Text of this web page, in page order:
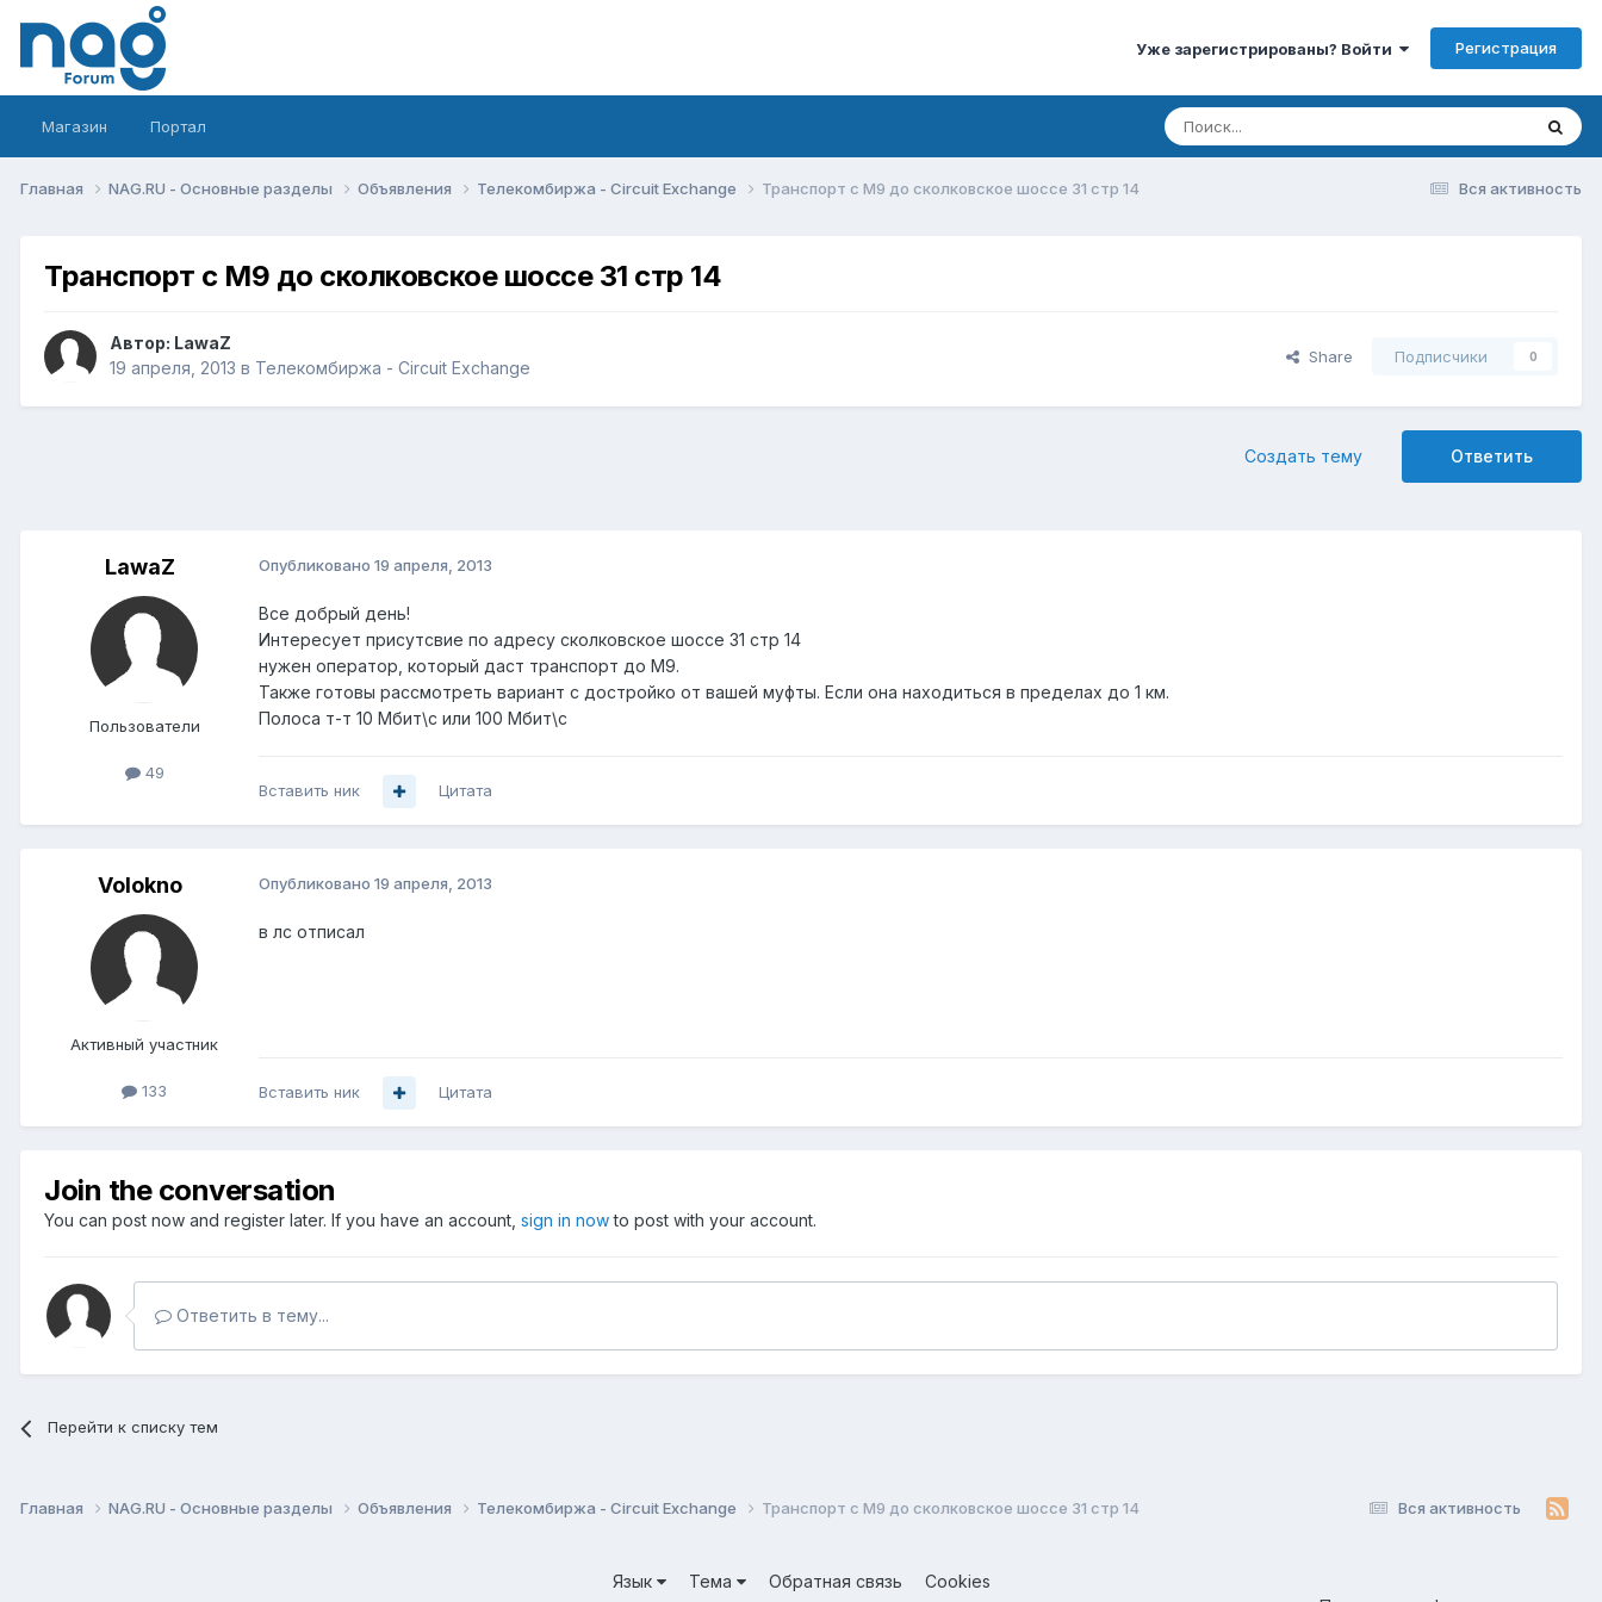
Уже зарегистрированы? Войти Регистрация
Магазин Портал
Вся активность
Главная NAG.RU - Основные разделы Объявления Телекомбиржа - Circuit Exchange Транспорт с М9 до сколковское шоссе 31 стр 14
Транспорт с М9 до сколковское шоссе 31 стр 14
Автор: LawaZ
19 апреля, 2013 в Телекомбиржа - Circuit Exchange
Share Подписчики 0
Ответить
Создать тему
LawaZ
Пользователи
49
Опубликовано 19 апреля, 2013
Все добрый день!
Интересует присутсвие по адресу сколковское шоссе 31 стр 14
нужен оператор, который даст транспорт до М9.
Также готовы рассмотреть вариант с достройко от вашей муфты. Если она находиться в пределах до 1 км.
Полоса т-т 10 Мбит\с или 100 Мбит\с
Вставить ник Цитата
Volokno
Активный участник
133
Опубликовано 19 апреля, 2013
в лс отписал
Вставить ник Цитата
Join the conversation
You can post now and register later. If you have an account, sign in nowto post with your account.
Ответить в тему...
Перейти к списку тем
Вся активность
Главная NAG.RU - Основные разделы Объявления Телекомбиржа - Circuit Exchange Транспорт с М9 до сколковское шоссе 31 стр 14
Язык Тема Обратная связь
Cookies